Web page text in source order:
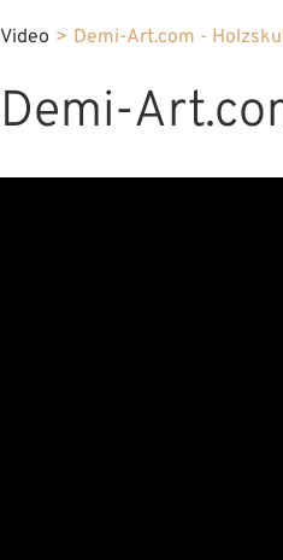
Video > Demi-Art.com -
Demi-